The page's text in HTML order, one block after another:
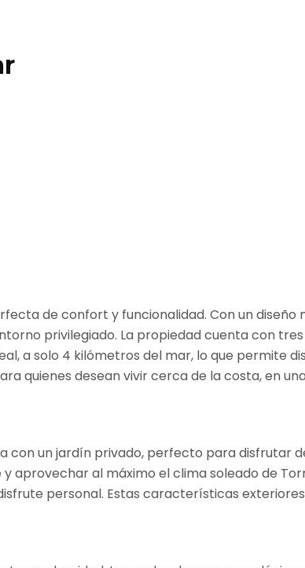
de confort y funcionalidad. Con un diseño
privilegiado. La propiedad cuenta con
a solo 4 kilómetros del mar, lo que permite
quienes desean vivir cerca de la costa, en
con un jardín privado, perfecto para disfrutar
aprovechar al máximo el clima soleado de
personal. Estas características